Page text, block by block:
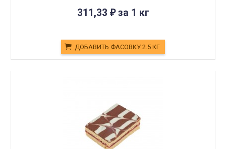
311,33 ₽за 1 кг
ДОБАВИТЬ ФАСОВКУ 2.5 КГ